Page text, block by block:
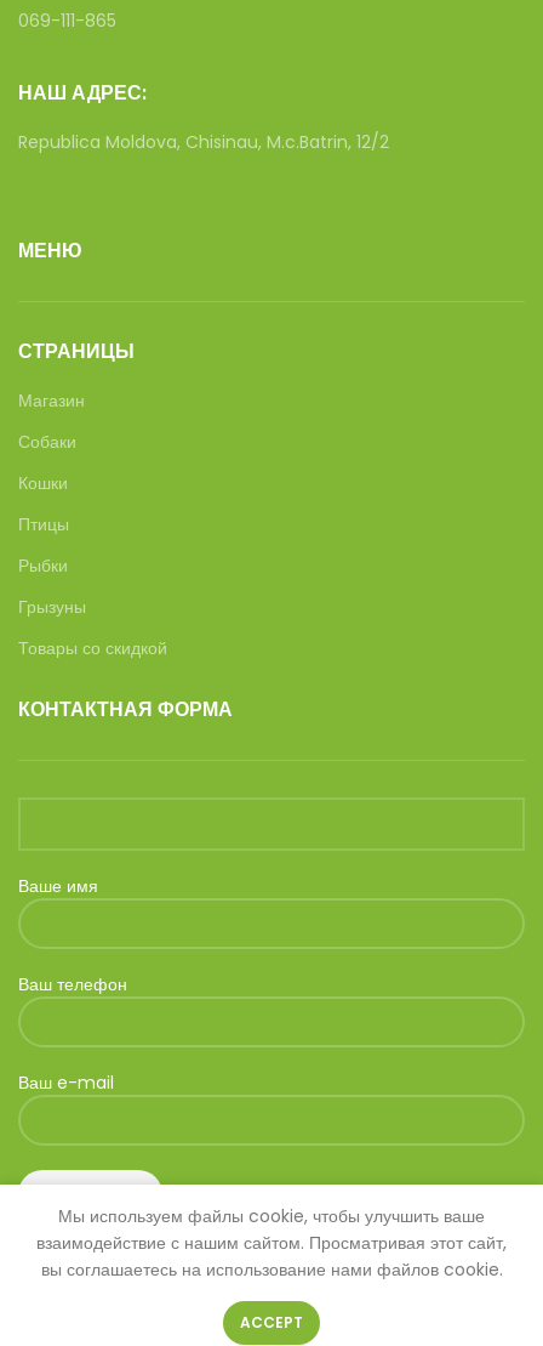
069-111-865
НАШ АДРЕС:
Republica Moldova, Chisinau, M.c.Batrin, 12/2
МЕНЮ
СТРАНИЦЫ
Магазин
Собаки
Кошки
Птицы
Рыбки
Грызуны
Товары со скидкой
КОНТАКТНАЯ ФОРМА
Ваше имя
Ваш телефон
Ваш e-mail
SAVANNA. Все права защищены
Мы используем файлы cookie, чтобы улучшить ваше
взаимодействие с нашим сайтом. Просматривая этот сайт,
вы соглашаетесь на использование нами файлов cookie.
ACCEPT